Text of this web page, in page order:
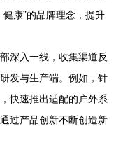
康”的品牌理念，提升
部深入一线，收集渠道反
发与生产端。例如，针
快速推出适配的户外系
过产品创新不断创造新